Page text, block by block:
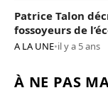
Patrice Talon
fossoyeurs de
A LA UNE•il y a 5 ans
À NE PAS